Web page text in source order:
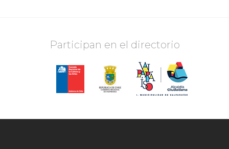
Participan en el directorio